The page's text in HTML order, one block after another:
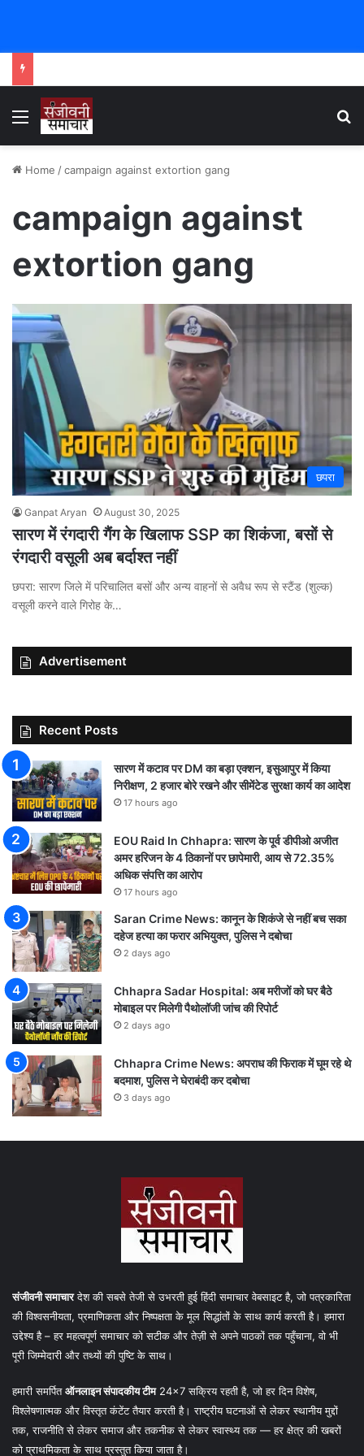
Menu
Home /campaign against extortion gang
campaign against
extortion gang
छपरा
Ganpat Aryan August 30, 2025
सारण में रंगदारी गैंग के खिलाफ SSP का शिकंजा, बसों से
रंगदारी वसूली अब बर्दाश्त नहीं
छपरा: सारण जिले में परिचालित बसों और अन्य वाहनों से अवैध रूप से स्टैंड (शुल्क)
वसूली करने वाले गिरोह के…
Advertisement
Recent Posts
सारण में कटाव पर DM का बड़ा एक्शन, इसुआपुर में किया
निरीक्षण, 2 हजार बोरे रखने और सीमेंटेड सुरक्षा कार्य का आदेश
17 hours ago
EOU Raid In Chhapra: सारण के पूर्व डीपीओ अजीत
अमर हरिजन के 4 ठिकानों पर छापेमारी, आय से 72.35%
अधिक संपत्ति का आरोप
17 hours ago
Saran Crime News: कानून के शिकंजे से नहीं बच सका
दहेज हत्या का फरार अभियुक्त, पुलिस ने दबोचा
2 days ago
Chhapra Sadar Hospital: अब मरीजों को घर बैठे
मोबाइल पर मिलेगी पैथोलॉजी जांच की रिपोर्ट
2 days ago
Chhapra Crime News: अपराध की फिराक में घूम रहे थे
बदमाश, पुलिस ने घेराबंदी कर दबोचा
3 days ago
संजीवनी समाचारदेश की सबसे तेजी से उभरती हुई हिंदी समाचार वेबसाइट है, जो पत्रकारिता
की विश्वसनीयता, प्रमाणिकता और निष्पक्षता के मूल सिद्धांतों के साथ कार्य करती है। हमारा
उद्देश्य है – हर महत्वपूर्ण समाचार को सटीक और तेज़ी से अपने पाठकों तक पहुँचाना, वो भी
पूरी जिम्मेदारी और तथ्यों की पुष्टि के साथ।
हमारी समर्पितऑनलाइन संपादकीय टीम24×7 सक्रिय रहती है, जो हर दिन विशेष,
विश्लेषणात्मक और विस्तृत कंटेंट तैयार करती है। राष्ट्रीय घटनाओं से लेकर स्थानीय मुद्दों
तक, राजनीति से लेकर समाज और तकनीक से लेकर स्वास्थ्य तक — हर क्षेत्र की खबरों
को प्राथमिकता के साथ प्रस्तुत किया जाता है।